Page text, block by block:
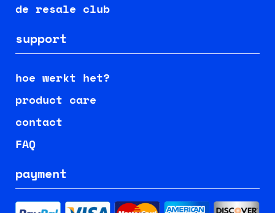
de resale club
support
hoe werkt het?
product care
contact
FAQ
payment